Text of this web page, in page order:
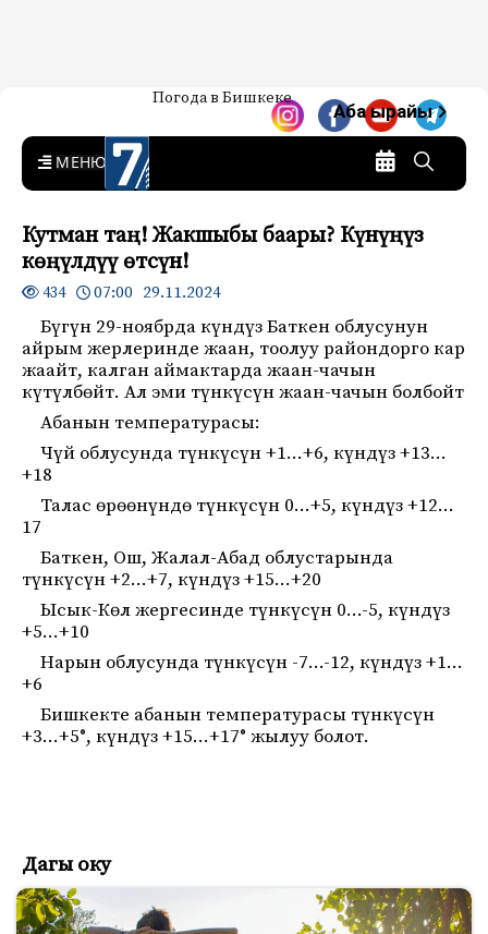
7-канал. Жаңылыктар —
Кыргызстан
Жаңылыктар — Кыргызстан
Погода в Бишкеке
Аба ырайы
MENU
Кутман таң! Жакшыбы баары? Күнүңүз
көңүлдүү өтсүн!
434 07:00 29.11.2024
Бүгүн 29-ноябрда күндүз Баткен облусунун
айрым жерлеринде жаан, тоолуу райондорго кар
жаайт, калган аймактарда жаан-чачын
күтүлбөйт. Ал эми түнкүсүн жаан-чачын болбойт
Абанын температурасы:
Чүй облусунда түнкүсүн +1…+6, күндүз +13…
+18
Талас өрөөнүндө түнкүсүн 0…+5, күндүз +12…
17
Баткен, Ош, Жалал-Абад облустарында
түнкүсүн +2…+7, күндүз +15…+20
Ысык-Көл жергесинде түнкүсүн 0…-5, күндүз
+5…+10
Нарын облусунда түнкүсүн -7…-12, күндүз +1…
+6
Бишкекте абанын температурасы түнкүсүн
+3…+5°, күндүз +15…+17° жылуу болот.
Дагы оку